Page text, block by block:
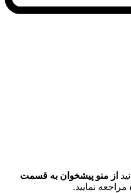
از منو پیشخوان به قسمت
مراجعه نمایید.